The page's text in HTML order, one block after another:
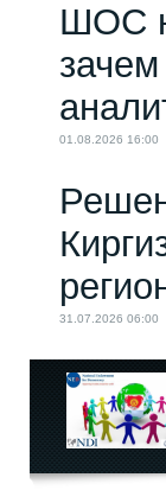
ШОС
01.08.2026 16:00
31.07.2026 06:00